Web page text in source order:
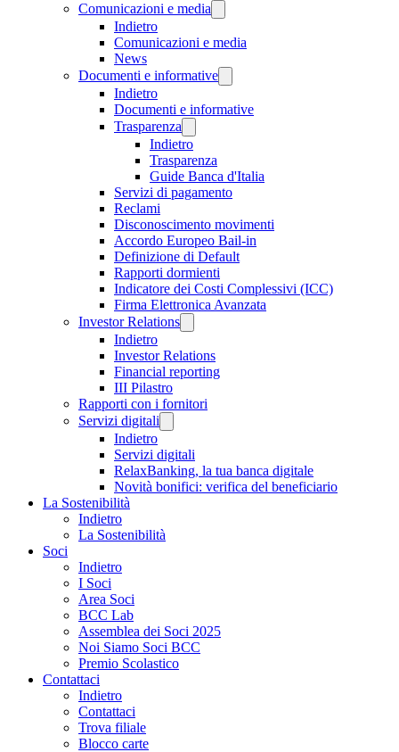
Comunicazioni e media
Indietro
Comunicazioni e media
News
Documenti e informative
Indietro
Documenti e informative
Trasparenza
Indietro
Trasparenza
Guide Banca d'Italia
Servizi di pagamento
Reclami
Disconoscimento movimenti
Accordo Europeo Bail-in
Definizione di Default
Rapporti dormienti
Indicatore dei Costi Complessivi (ICC)
Firma Elettronica Avanzata
Investor Relations
Indietro
Investor Relations
Financial reporting
III Pilastro
Rapporti con i fornitori
Servizi digitali
Indietro
Servizi digitali
RelaxBanking, la tua banca digitale
Novità bonifici: verifica del beneficiario
La Sostenibilità
Indietro
La Sostenibilità
Soci
Indietro
I Soci
Area Soci
BCC Lab
Assemblea dei Soci 2025
Noi Siamo Soci BCC
Premio Scolastico
Contattaci
Indietro
Contattaci
Trova filiale
Blocco carte